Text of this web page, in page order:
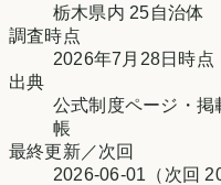
栃木県内 25自治体
調査時点
2026年7月28日時点
出典
公式制度ページ・掲
帳
最終更新／次回
2026-06-01 （次回